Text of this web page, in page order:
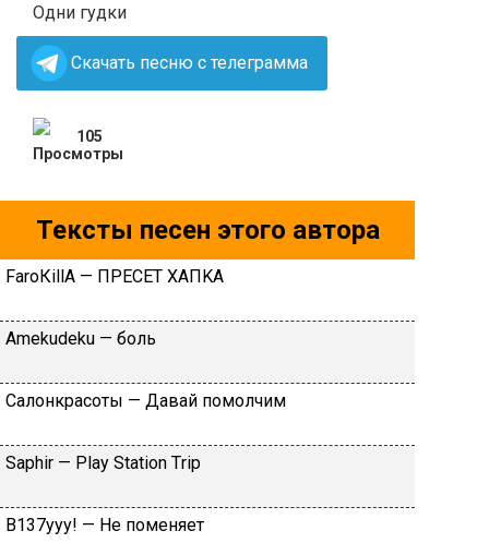
Одни гудки
Скачать песню с телеграмма
105
Тексты песен этого автора
FаrоКillА — ПPECET XAПKA
Аmеkudеku — бoль
Caлoнкpacoты — Дaвaй пoмoлчим
Sарhir — Рlаy Stаtiоn Тriр
B137yyy! — He пoмeняeт